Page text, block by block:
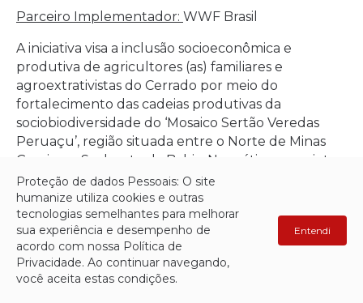
Parceiro Implementador: WWF Brasil
A iniciativa visa a inclusão socioeconômica e
produtiva de agricultores (as) familiares e
agroextrativistas do Cerrado por meio do
fortalecimento das cadeias produtivas da
sociobiodiversidade do ‘Mosaico Sertão Veredas
Peruaçu’, região situada entre o Norte de Minas
Gerais e o Sudoeste da Bahia. Na prática, o projeto
envolve produção, beneficiamento,
armazenamento e comercialização dos frutos,
produtos e sementes. Ainda há uma busca por
uma melhor gestão de áreas protegidas, bem
como pela valorização de cadeias produtivas com
boas práticas agrícolas e por um planejamento
responsável da ocupação territorial.
Proteção de dados Pessoais: O site
humanize utiliza cookies e outras
tecnologias semelhantes para melhorar
sua experiência e desempenho de
acordo com nossa Política de
Privacidade. Ao continuar navegando,
você aceita estas condições.
Entendi